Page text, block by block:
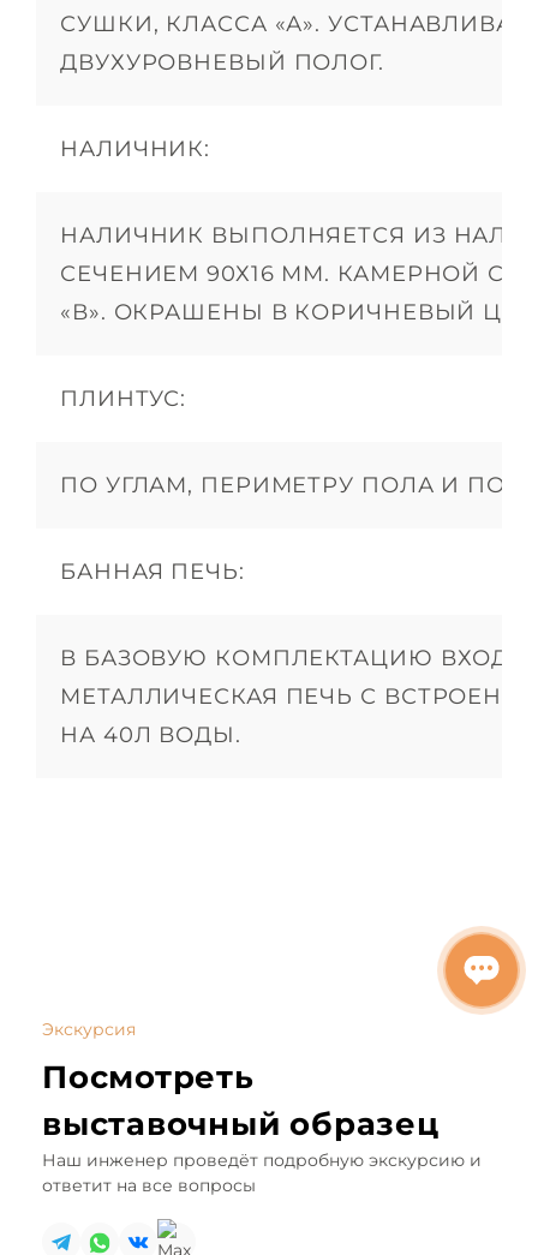
СУШКИ, КЛАССА «А».
ДВУХУРОВНЕВЫЙ ПОЛОГ.
НАЛИЧНИК:
НАЛИЧНИК ВЫПОЛНЯЕТСЯ ИЗ
СЕЧЕНИЕМ 90Х16 ММ. КАМЕРНОЙ
«В». ОКРАШЕНЫ В КОРИЧНЕВЫЙ
ПЛИНТУС:
ПО УГЛАМ, ПЕРИМЕТРУ ПОЛА И
БАННАЯ ПЕЧЬ:
В БАЗОВУЮ КОМПЛЕКТАЦИЮ
МЕТАЛЛИЧЕСКАЯ ПЕЧЬ С
НА 40Л ВОДЫ.
Экскурсия
Посмотреть
выставочный образец
Наш инженер проведёт подробную экскурсию и
ответит на все вопросы